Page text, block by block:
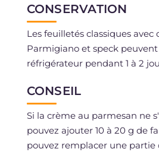
CONSERVATION
Les feuilletés classiques avec
Parmigiano et speck
réfrigérateur pendant 1 à 2
Si de la crème au parmesan
peut être conservée au
à 3 jours, couverte de film
CONSEIL
Si la crème au parmesan ne
pouvez ajouter 10 à 20 g de
pouvez remplacer une